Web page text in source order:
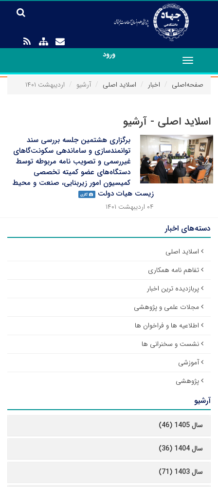
ورود
Toggle
navigation
صفحه‌اصلی
اخبار اسلاید اصلی آرشیو اردیبهشت ۱۴۰۱
اسلاید اصلی - آرشیو
برگزاری هشتمین جلسه بررسی سند
توانمندسازی و ساماندهی سکونت‌گا‌های
غیررسمی و تصویب نامه مربوطه توسط
دستگاه‌های عضو کمیته تخصصی
کمیسیون امور زیربنایی، صنعت و محیط
زیست هیات دولت
گالری
۰۴ اردیبهشت ۱۴۰۱
دسته‌های اخبار
اسلاید اصلی
تفاهم نامه همکاری
پربازدیده ترین اخبار
مجلات علمی و پژوهشی
اطلاعیه ها و فراخوان ها
نشست و سخنرانی ها
آموزشی
پژوهشی
آرشیو
سال 1405 (46)
سال 1404 (36)
سال 1403 (71)